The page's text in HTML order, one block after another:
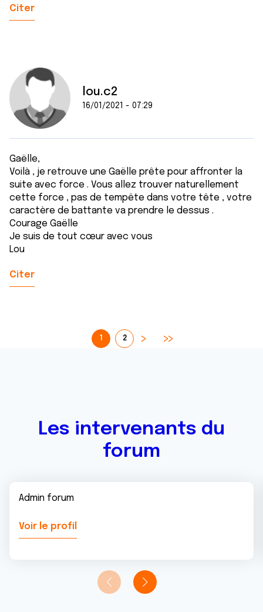
Citer
lou.c2
16/01/2021 - 07:29
Gaëlle,
Voilà , je retrouve une Gaëlle prête pour affronter la
suite avec force . Vous allez trouver naturellement
cette force , pas de tempête dans votre tête , votre
caractère de battante va prendre le dessus .
Courage Gaëlle
Je suis de tout cœur avec vous
Lou
Citer
1 2
Les intervenants du
forum
Admin forum
Voir le profil